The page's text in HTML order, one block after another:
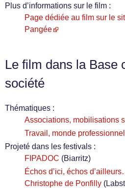
Plus d’informations sur le film :
Page dédiée au film sur le
Pangée
Le film dans la Base
société
Thématiques :
Associations, mobilisations
Travail, monde
Projeté dans les festivals :
FIPADOC (Biarritz)
Échos d’ici, échos
Christophe de Ponfilly